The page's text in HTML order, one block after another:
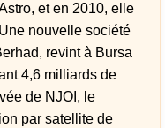
et en 2010, elle
nouvelle société
revint à Bursa
4,6 milliards de
de NJOI, le
par satellite de